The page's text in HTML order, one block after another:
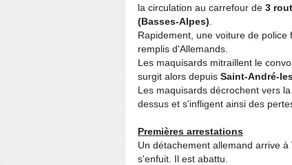
la circulation au carrefour de 3
(Basses-Alpes)
Rapidement, une voiture de police
remplis d'Allemands.
Les maquisards mitraillent le
surgit alors depuis Saint-André-
Les maquisards décrochent vers
dessus et s'infligent ainsi des
Premières arrestations
Un détachement allemand arrive à
s'enfuit. Il est abattu.